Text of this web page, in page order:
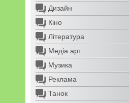
Дизайн
Кіно
Література
Медіа арт
Музика
Реклама
Танок